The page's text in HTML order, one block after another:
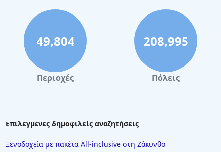
49,804
Περιοχές
208,995
Πόλεις
Επιλεγμένες δημοφιλείς αναζητήσεις
Ξενοδοχεία με πακέτα All-inclusive στη Ζάκυνθο